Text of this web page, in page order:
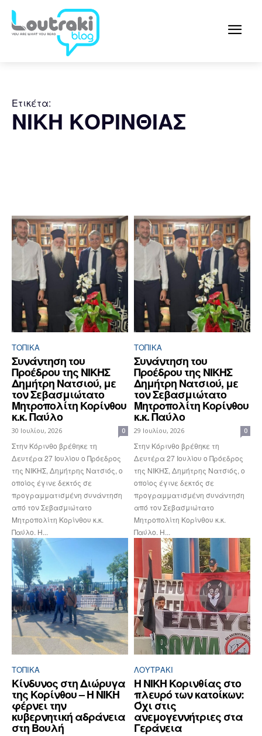
Ετικέτα:
ΝΙΚΗ ΚΟΡΙΝΘΙΑΣ
ΤΟΠΙΚΑ
Συνάντηση του
Προέδρου της ΝΙΚΗΣ
Δημήτρη Νατσιού, με
τον Σεβασμιώτατο
Μητροπολίτη Κορίνθου
κ.κ. Παύλο
30 Ιουλίου, 2026 0
Στην Κόρινθο βρέθηκε τη
Δευτέρα 27 Ιουλίου ο Πρόεδρος
της ΝΙΚΗΣ, Δημήτρης Νατσιός, ο
οποίος έγινε δεκτός σε
προγραμματισμένη συνάντηση
από τον Σεβασμιώτατο
Μητροπολίτη Κορίνθου κ.κ.
Παύλο. Η...
ΤΟΠΙΚΑ
Συνάντηση του
Προέδρου της ΝΙΚΗΣ
Δημήτρη Νατσιού, με
τον Σεβασμιώτατο
Μητροπολίτη Κορίνθου
κ.κ. Παύλο
29 Ιουλίου, 2026 0
Στην Κόρινθο βρέθηκε τη
Δευτέρα 27 Ιουλίου ο Πρόεδρος
της ΝΙΚΗΣ, Δημήτρης Νατσιός, ο
οποίος έγινε δεκτός σε
προγραμματισμένη συνάντηση
από τον Σεβασμιώτατο
Μητροπολίτη Κορίνθου κ.κ.
Παύλο. Η...
ΤΟΠΙΚΑ
Κίνδυνος στη Διώρυγα
της Κορίνθου – Η ΝΙΚΗ
φέρνει την
κυβερνητική αδράνεια
στη Βουλή
ΛΟΥΤΡΆΚΙ
Η ΝΙΚΗ Κορινθίας στο
πλευρό των κατοίκων:
Όχι στις
ανεμογεννήτριες στα
Γεράνεια